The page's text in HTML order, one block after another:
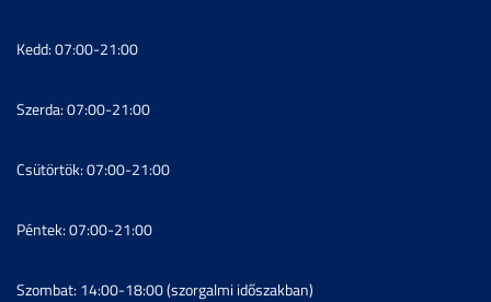
Kedd: 07:00-21:00
Szerda: 07:00-21:00
Csütörtök: 07:00-21:00
Péntek: 07:00-21:00
Szombat: 14:00-18:00 (szorgalmi időszakban)